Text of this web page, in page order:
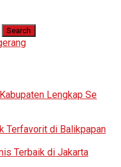
Lengkap Se
Terfavorit di Balikpapan
Terbaik di Jakarta